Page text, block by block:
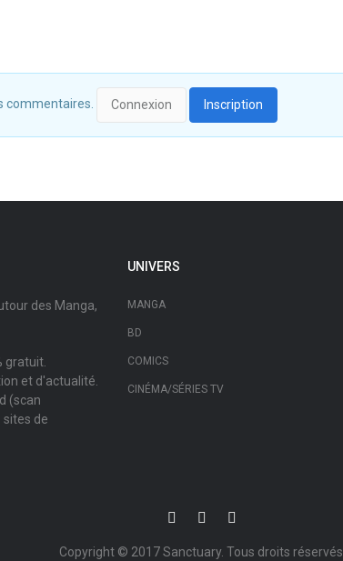
commentaires. Connexion Inscription
des Manga,
gratuit.
et d'actualité.
(scan
sites de
UNIVERS
MANGA
BD
COMICS
CINÉMA/SÉRIES TV
Copyright © 2017Sanctuary. Tous droits réservés.